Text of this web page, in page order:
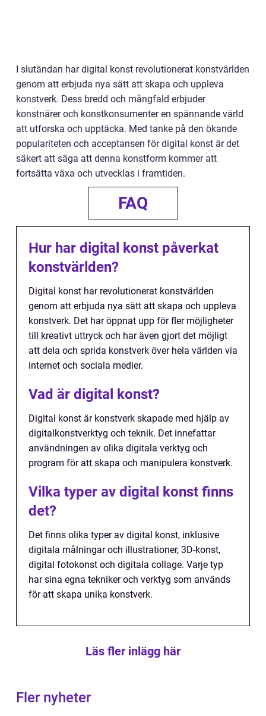
I slutändan har digital konst revolutionerat konstvärlden
genom att erbjuda nya sätt att skapa och uppleva
konstverk. Dess bredd och mångfald erbjuder
konstnärer och konstkonsumenter en spännande värld
att utforska och upptäcka. Med tanke på den ökande
populariteten och acceptansen för digital konst är det
säkert att säga att denna konstform kommer att
fortsätta växa och utvecklas i framtiden.
FAQ
Hur har digital konst påverkat
konstvärlden?
Digital konst har revolutionerat konstvärlden
genom att erbjuda nya sätt att skapa och uppleva
konstverk. Det har öppnat upp för fler möjligheter
till kreativt uttryck och har även gjort det möjligt
att dela och sprida konstverk över hela världen via
internet och sociala medier.
Vad är digital konst?
Digital konst är konstverk skapade med hjälp av
digitalkonstverktyg och teknik. Det innefattar
användningen av olika digitala verktyg och
program för att skapa och manipulera konstverk.
Vilka typer av digital konst finns
det?
Det finns olika typer av digital konst, inklusive
digitala målningar och illustrationer, 3D-konst,
digital fotokonst och digitala collage. Varje typ
har sina egna tekniker och verktyg som används
för att skapa unika konstverk.
Läs fler inlägg här
Fler nyheter